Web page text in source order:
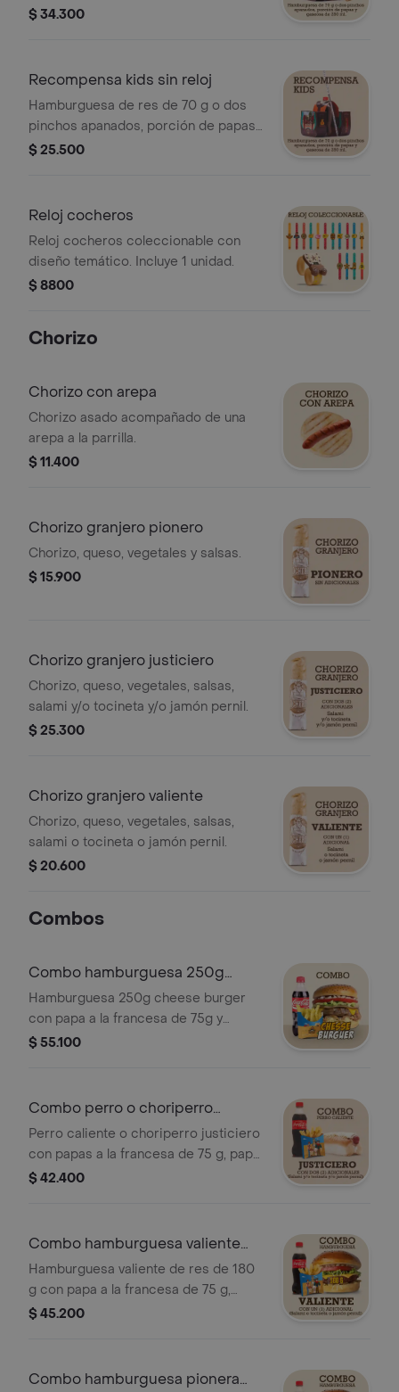
y gaseosa de 250 ml, más reloj
$ 34.300
Recompensa kids sin reloj
Hamburguesa de res de 70 g o dos
pinchos apanados, porción de papas
y gaseosa de 250 ml.
$ 25.500
Reloj cocheros
Reloj cocheros coleccionable con
diseño temático. Incluye 1 unidad.
$ 8800
Chorizo
Chorizo con arepa
Chorizo asado acompañado de una
arepa a la parrilla.
$ 11.400
Chorizo granjero pionero
Chorizo, queso, vegetales y salsas.
$ 15.900
Chorizo granjero justiciero
Chorizo, queso, vegetales, salsas,
salami y/o tocineta y/o jamón pernil.
$ 25.300
Chorizo granjero valiente
Chorizo, queso, vegetales, salsas,
salami o tocineta o jamón pernil.
$ 20.600
Combos
Combo hamburguesa 250g
cheese burger.
Hamburguesa 250g cheese burger
con papa a la francesa de 75g y
gaseosa de 400ml.
$ 55.100
Combo perro o choriperro
justiciero
Perro caliente o choriperro justiciero
con papas a la francesa de 75 g, papa
criolla de 100 g o papa casco de 100
$ 42.400
Combo hamburguesa valiente
180 g
Hamburguesa valiente de res de 180
g con papa a la francesa de 75 g,
papa criolla de 100 g o papa casco
$ 45.200
Combo hamburguesa pionera